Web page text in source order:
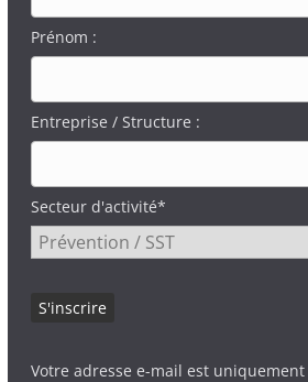
Prénom :
Entreprise / Structure :
Secteur d'activité*
Votre adresse e-mail est